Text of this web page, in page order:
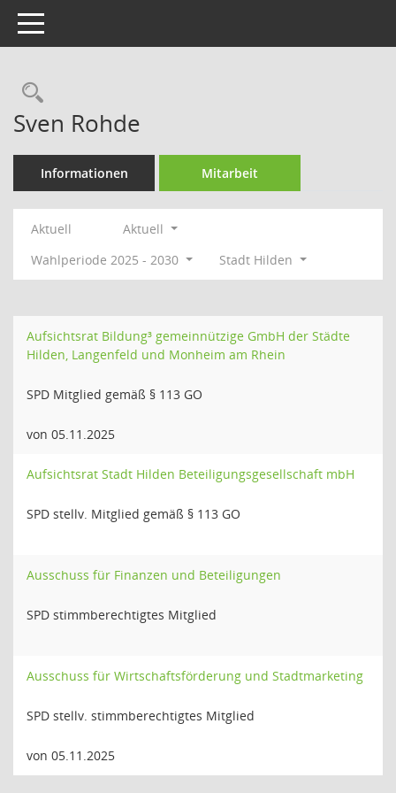
Toggle navigation
Rechercheauswahl
Sven Rohde
Informationen Mitarbeit
Aktuell
Aktuell
Wahlperiode 2025 - 2030
Stadt Hilden
Aufsichtsrat Bildung³ gemeinnützige GmbH der Städte
Hilden, Langenfeld und Monheim am Rhein
SPD Mitglied gemäß § 113 GO
von 05.11.2025
Aufsichtsrat Stadt Hilden Beteiligungsgesellschaft mbH
SPD stellv. Mitglied gemäß § 113 GO
Ausschuss für Finanzen und Beteiligungen
SPD stimmberechtigtes Mitglied
Ausschuss für Wirtschaftsförderung und Stadtmarketing
SPD stellv. stimmberechtigtes Mitglied
von 05.11.2025